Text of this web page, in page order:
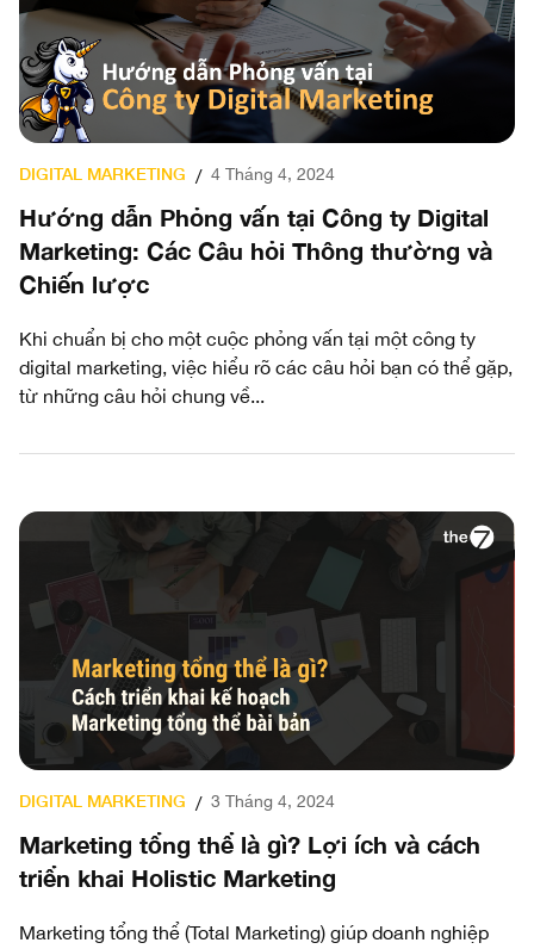
DIGITAL MARKETING / 4 Tháng 4, 2024
Hướng dẫn Phỏng vấn tại Công ty Digital
Marketing: Các Câu hỏi Thông thường và
Chiến lược
Khi chuẩn bị cho một cuộc phỏng vấn tại một công ty
digital marketing, việc hiểu rõ các câu hỏi bạn có thể gặp,
từ những câu hỏi chung về...
DIGITAL MARKETING / 3 Tháng 4, 2024
Marketing tổng thể là gì? Lợi ích và cách
triển khai Holistic Marketing
Marketing tổng thể (Total Marketing) giúp doanh nghiệp